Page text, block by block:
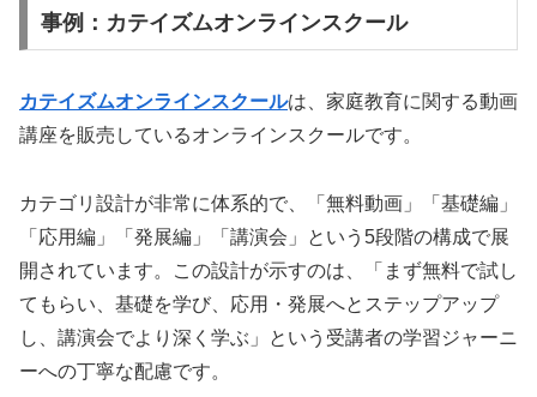
事例：カテイズムオンラインスクール
カテイズムオンラインスクールは、家庭教育に関する動画
講座を販売しているオンラインスクールです。
カテゴリ設計が非常に体系的で、「無料動画」「基礎編」
「応用編」「発展編」「講演会」という5段階の構成で展
開されています。この設計が示すのは、「まず無料で試し
てもらい、基礎を学び、応用・発展へとステップアップ
し、講演会でより深く学ぶ」という受講者の学習ジャーニ
ーへの丁寧な配慮です。